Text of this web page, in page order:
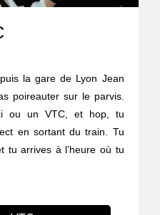
la gare de Lyon Jean
poireauter sur le parvis.
ou un VTC, et hop, tu
en sortant du train. Tu
tu arrives à l’heure où tu